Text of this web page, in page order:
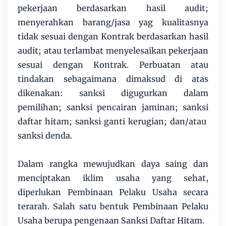
pekerjaan berdasarkan hasil audit;
menyerahkan barang/jasa yag kualitasnya
tidak sesuai dengan Kontrak berdasarkan hasil
audit; atau terlambat menyelesaikan pekerjaan
sesuai dengan Kontrak. Perbuatan atau
tindakan sebagaimana dimaksud di atas
dikenakan: sanksi digugurkan dalam
pemilihan; sanksi pencairan jaminan; sanksi
daftar hitam; sanksi ganti kerugian; dan/atau
sanksi denda.
Dalam rangka mewujudkan daya saing dan
menciptakan iklim usaha yang sehat,
diperlukan Pembinaan Pelaku Usaha secara
terarah. Salah satu bentuk Pembinaan Pelaku
Usaha berupa pengenaan Sanksi Daftar Hitam.